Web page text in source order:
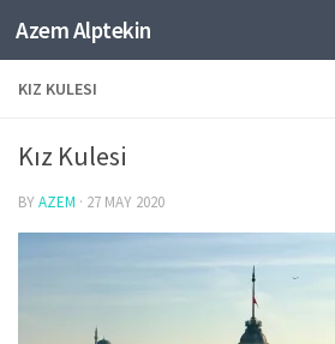
Skip to content
Azem Alptekin
KIZ KULESI
Kız Kulesi
BYAZEM · 27 MAY 2020